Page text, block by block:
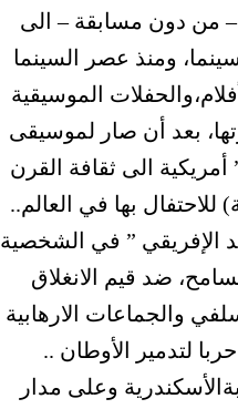
2017 . ويسعى المهرجان – من دون مسابقة – الى
ومنذ عصر السينما
الموسيقية
بعد أن صار لموسيقى
أمريكية الى ثقافة القرن
– يوما ( يوم 4 إبريل كل سنة) للاحتفال بها في العالم..
الإفريقي ” في الشخصية
ضد قيم الانغلاق
والجماعات الارهابية
لتدمير الأوطان ..
وعلى مدار